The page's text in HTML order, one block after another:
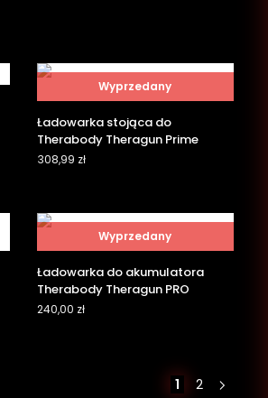
Wyprzedany
Ładowarka stojąca do
Therabody Theragun Prime
308,99 zł
Wyprzedany
Ładowarka do akumulatora
Therabody Theragun PRO
240,00 zł
1 2